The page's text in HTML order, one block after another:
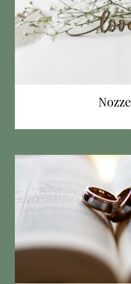
Nozze